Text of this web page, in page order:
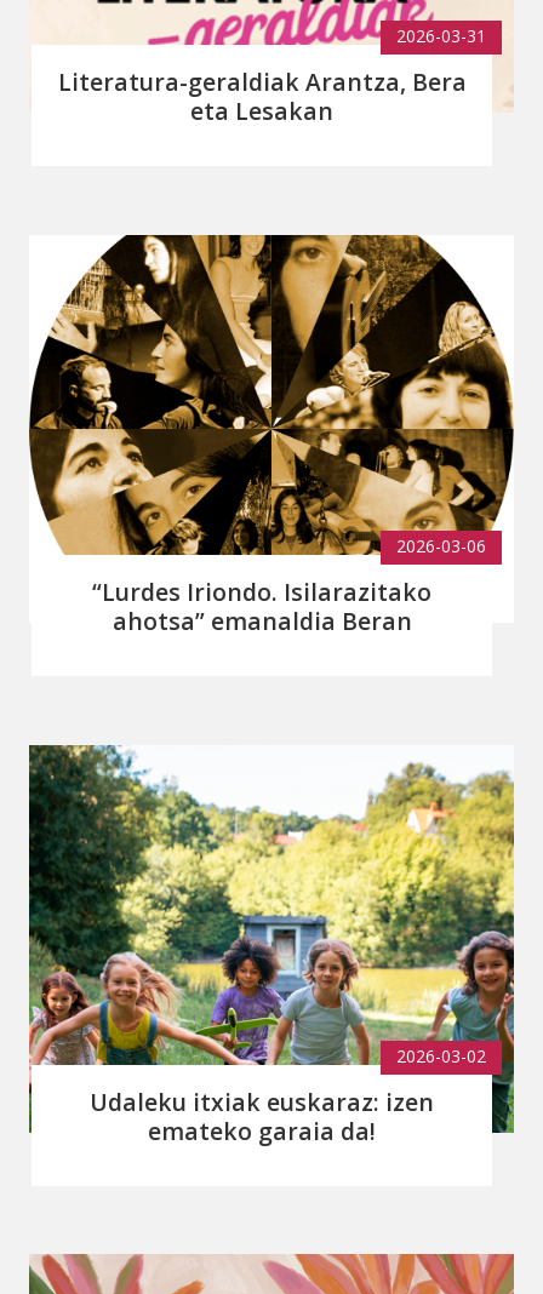
2026-03-31
Literatura-geraldiak Arantza, Bera
eta Lesakan
2026-03-06
“Lurdes Iriondo. Isilarazitako
ahotsa” emanaldia Beran
2026-03-02
Udaleku itxiak euskaraz: izen
emateko garaia da!